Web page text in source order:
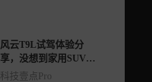
风云T9L试驾体验分
享，没想到家用SUV这
么卷了。
科技壹点Pro